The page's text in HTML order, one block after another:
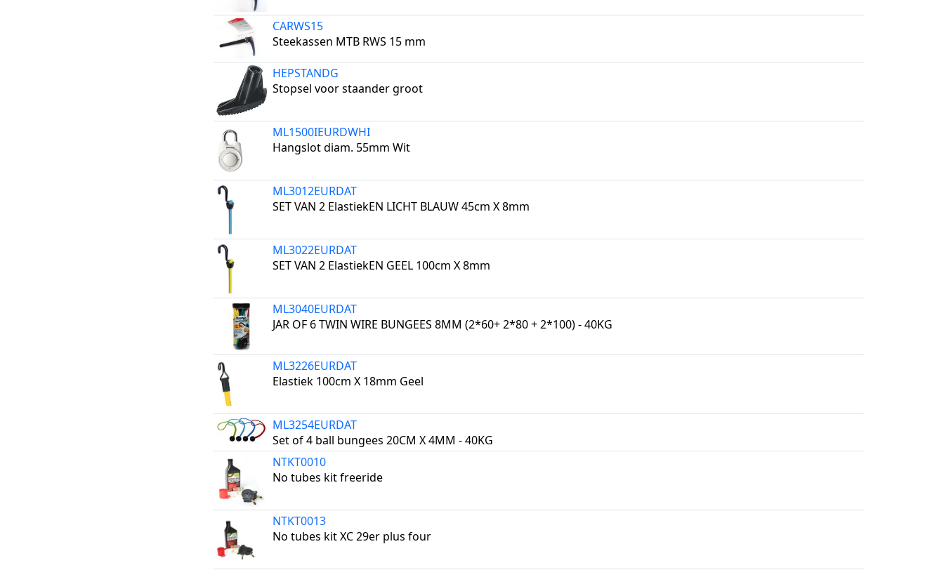
CARWS15
Steekassen MTB RWS 15 mm
HEPSTANDG
Stopsel voor staander groot
ML1500IEURDWHI
Hangslot diam. 55mm Wit
ML3012EURDAT
SET VAN 2 ElastiekEN LICHT BLAUW 45cm X 8mm
ML3022EURDAT
SET VAN 2 ElastiekEN GEEL 100cm X 8mm
ML3040EURDAT
JAR OF 6 TWIN WIRE BUNGEES 8MM (2*60+ 2*80 + 2*100) - 40KG
ML3226EURDAT
Elastiek 100cm X 18mm Geel
ML3254EURDAT
Set of 4 ball bungees 20CM X 4MM - 40KG
NTKT0010
No tubes kit freeride
NTKT0013
No tubes kit XC 29er plus four